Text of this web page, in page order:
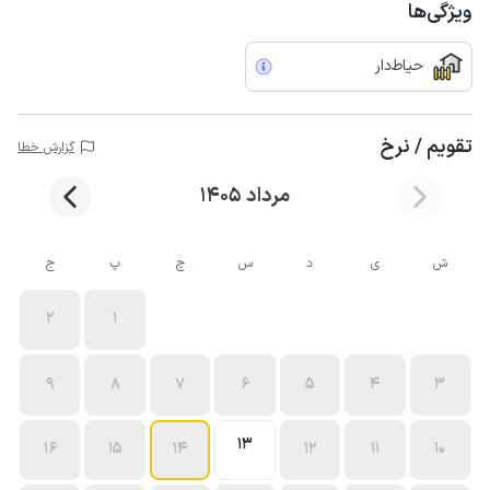
ویژگی‌ها
حیاط‌دار
تقویم / نرخ گزارش خطا
مرداد 1405
ش ی د س چ پ ج
1
2
3
4
5
6
7
8
9
10
11
12
13
14
15
16